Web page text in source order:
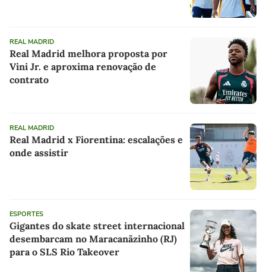
REAL MADRID
Real Madrid melhora proposta por
Vini Jr. e aproxima renovação de
contrato
REAL MADRID
Real Madrid x Fiorentina: escalações e
onde assistir
ESPORTES
Gigantes do skate street internacional
desembarcam no Maracanãzinho (RJ)
para o SLS Rio Takeover